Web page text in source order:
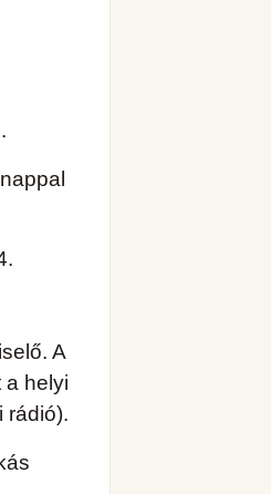
A
a helyi
rádió).